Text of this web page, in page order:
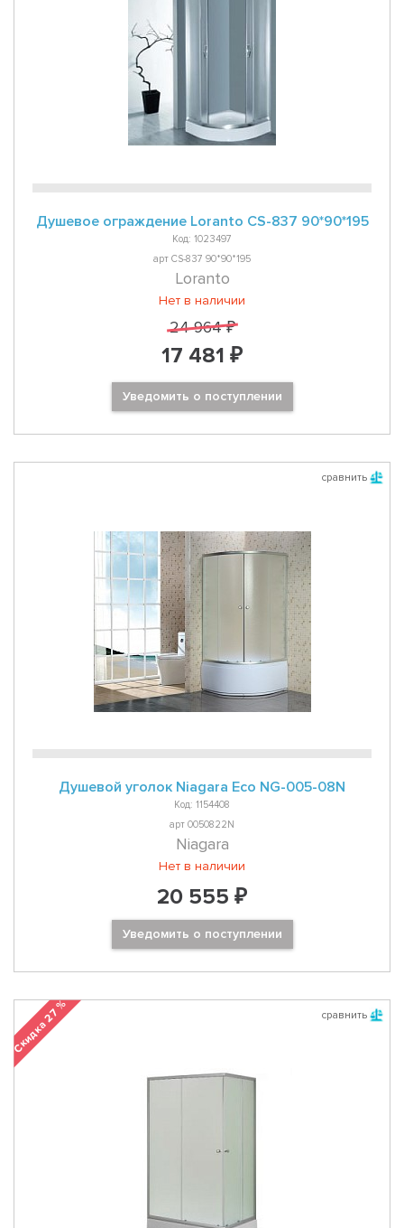
Душевое ограждение Loranto CS-837 90*90*195
Код: 1023497
арт CS-837 90*90*195
Loranto
Нет в наличии
24 964 ₽
17 481 ₽
Уведомить о поступлении
сравнить
Душевой уголок Niagara Eco NG-005-08N
Код: 1154408
арт 0050822N
Niagara
Нет в наличии
20 555 ₽
Уведомить о поступлении
сравнить
Скидка 27 %